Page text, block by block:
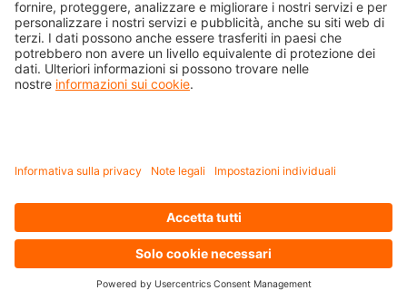
18.12.2018
Previdenza-Flash Dicembre 2018
Si informi
Philipp Küng als Nachfolger von Danilo Follador als Leiter der Direktion
Versicherung bestimmt
Leiter der Direktion Versicherung mit 64 Jahren in den